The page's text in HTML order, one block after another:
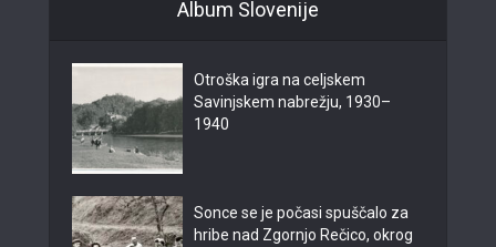
Album Slovenije
Otroška igra na celjskem
Savinjskem nabrežju, 1930–
1940
Sonce se je počasi spuščalo za
hribe nad Zgornjo Rečico, okrog